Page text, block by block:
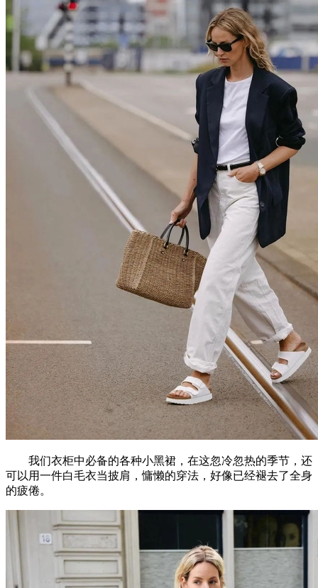
我们衣柜中必备的各种小黑裙，在这忽冷忽热的季节，还
可以用一件白毛衣当披肩，慵懒的穿法，好像已经褪去了全身
的疲倦。